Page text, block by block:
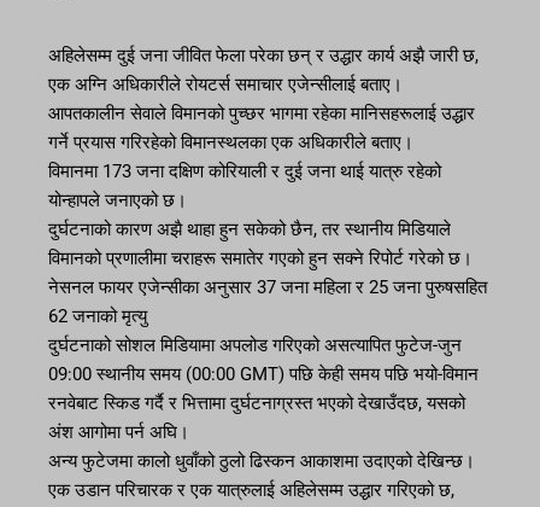
अहिलेसम्म दुई जना जीवित फेला परेका छन् र उद्धार कार्य अझै जारी छ,
एक अग्नि अधिकारीले रोयटर्स समाचार एजेन्सीलाई बताए।
आपतकालीन सेवाले विमानको पुच्छर भागमा रहेका मानिसहरूलाई उद्धार
गर्ने प्रयास गरिरहेको विमानस्थलका एक अधिकारीले बताए।
विमानमा 173 जना दक्षिण कोरियाली र दुई जना थाई यात्रु रहेको
योन्हापले जनाएको छ।
दुर्घटनाको कारण अझै थाहा हुन सकेको छैन, तर स्थानीय मिडियाले
विमानको प्रणालीमा चराहरू समातेर गएको हुन सक्ने रिपोर्ट गरेको छ।
नेसनल फायर एजेन्सीका अनुसार 37 जना महिला र 25 जना पुरुषसहित
62 जनाको मृत्यु
दुर्घटनाको सोशल मिडियामा अपलोड गरिएको असत्यापित फुटेज-जुन
09:00 स्थानीय समय (00:00 GMT) पछि केही समय पछि भयो-विमान
रनवेबाट स्किड गर्दै र भित्तामा दुर्घटनाग्रस्त भएको देखाउँदछ, यसको
अंश आगोमा पर्न अघि।
अन्य फुटेजमा कालो धुवाँको ठुलो ढिस्कन आकाशमा उदाएको देखिन्छ।
एक उडान परिचारक र एक यात्रुलाई अहिलेसम्म उद्धार गरिएको छ,